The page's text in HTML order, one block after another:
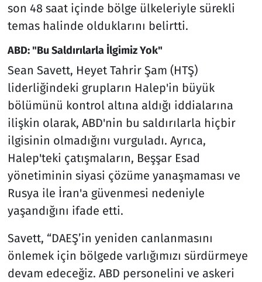
son 48 saat içinde bölge ülkeleriyle sürekli
temas halinde olduklarını belirtti.
ABD: "Bu Saldırılarla İlgimiz Yok"
Sean Savett, Heyet Tahrir Şam (HTŞ)
liderliğindeki grupların Halep'in büyük
bölümünü kontrol altına aldığı iddialarına
ilişkin olarak, ABD'nin bu saldırılarla hiçbir
ilgisinin olmadığını vurguladı. Ayrıca,
Halep'teki çatışmaların, Beşşar Esad
yönetiminin siyasi çözüme yanaşmaması ve
Rusya ile İran'a güvenmesi nedeniyle
yaşandığını ifade etti.
Savett, “DAEŞ’in yeniden canlanmasını
önlemek için bölgede varlığımızı sürdürmeye
devam edeceğiz. ABD personelini ve askeri